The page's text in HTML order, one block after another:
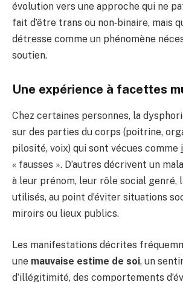
évolution vers une approche qui ne
fait d’être trans ou non‑binaire, mais
détresse comme un phénomène
soutien.
Une expérience à facettes
Chez certaines personnes, la
sur des parties du corps (poitrine,
pilosité, voix) qui sont vécues comme
« fausses ». D’autres décrivent un
à leur prénom, leur rôle social genré,
utilisés, au point d’éviter situations
miroirs ou lieux publics.
Les manifestations décrites
une mauvaise estime de soi, un
d’illégitimité, des comportements